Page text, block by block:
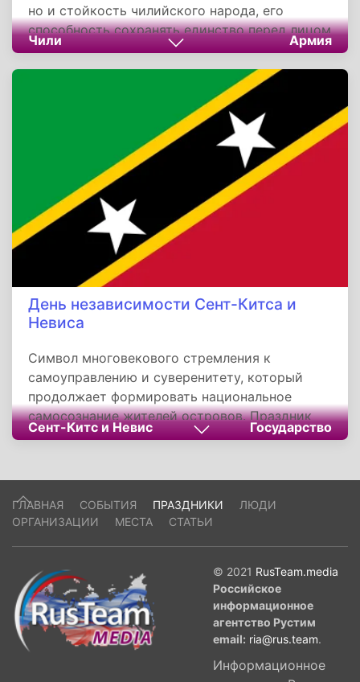
но и стойкость чилийского народа, его
способность сохранять единство перед лицом
вызовов. Праздник напоминает о том, что
сила нации — в ее способности чтить
историю, ценить свободу и укреплять мир.
Чили Армия
День независимости Сент-Китса и
Невиса
Символ многовекового стремления к
самоуправлению и суверенитету, который
продолжает формировать национальное
самосознание жителей островов. Праздник
отражает их гордость за пройденный путь и
Сент-Китс и Невис Государство
ГЛАВНАЯ СОБЫТИЯ ПРАЗДНИКИ
ЛЮДИ
ОРГАНИЗАЦИИ
МЕСТА СТАТЬИ
© 2021 RusTeam.media
Российское
информационное
агентство Рустим
email: ria@rus.team.
Информационное